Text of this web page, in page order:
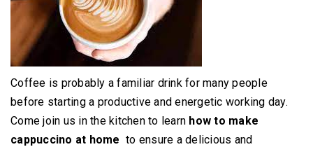
Coffee is probably a familiar drink for many people
before starting a productive and energetic working day.
Come join us in the kitchen to learn how to make
cappuccino at home to ensure a delicious and